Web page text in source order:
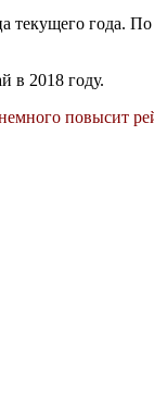
текущего года.
в 2018 году.
повысит